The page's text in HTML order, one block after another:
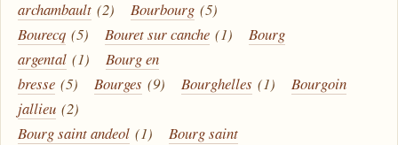
archambault (2) Bourbourg (5)
Bourecq (5) Bouret sur canche (1)
Bourg
argental (1)
Bourg en
bresse (5) Bourges (9) Bourghelles (1)
Bourgoin
jallieu (2)
Bourg saint andeol (1)
Bourg saint